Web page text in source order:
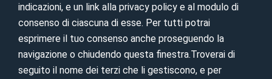
indicazioni, e un link alla privacy policy e al modulo di
consenso di ciascuna di esse. Per tutti potrai
esprimere il tuo consenso anche proseguendo la
navigazione o chiudendo questa finestra.Troverai di
seguito il nome dei terzi che li gestiscono, e per